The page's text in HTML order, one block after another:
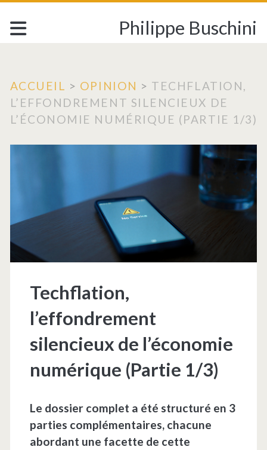
Philippe Buschini
ACCUEIL > OPINION > TECHFLATION,
L’EFFONDREMENT SILENCIEUX DE
L’ÉCONOMIE NUMÉRIQUE (PARTIE 1/3)
Techflation,
l’effondrement
silencieux de l’économie
numérique (Partie 1/3)
Le dossier complet a été structuré en 3
parties complémentaires, chacune
abordant une facette de cette